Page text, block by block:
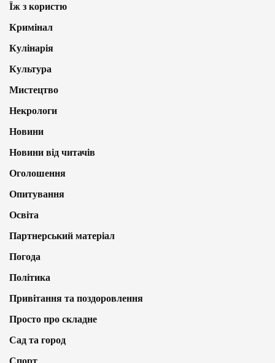
Їж з користю
Кримінал
Кулінарія
Культура
Мистецтво
Некрологи
Новини
Новини від читачів
Оголошення
Опитування
Освіта
Партнерський матеріал
Погода
Політика
Привітання та поздоровлення
Просто про складне
Сад та город
Спорт